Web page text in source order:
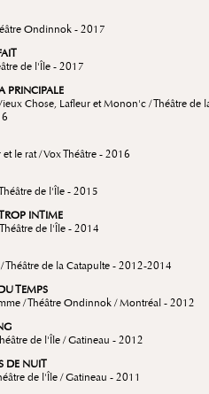
Ondinnok - 2017
de l'Île - 2017
PRINCIPALE
Chose, Lafleur et Monon'c / Théâtre de
le rat / Vox Théâtre - 2016
de l'Île - 2015
INTIME
de l'Île - 2014
Théâtre de la Catapulte - 2012-2014
TEMPS
/ Théâtre Ondinnok / Montréal - 2012
de l'Île / Gatineau - 2012
DE NUIT
de l'Île / Gatineau - 2011